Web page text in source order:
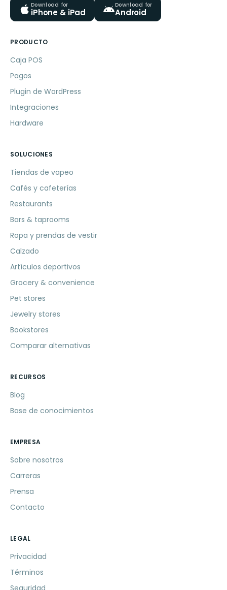
Download for
iPhone & iPad
Download for
Android
PRODUCTO
Caja POS
Pagos
Plugin de WordPress
Integraciones
Hardware
SOLUCIONES
Tiendas de vapeo
Cafés y cafeterías
Restaurants
Bars & taprooms
Ropa y prendas de vestir
Calzado
Artículos deportivos
Grocery & convenience
Pet stores
Jewelry stores
Bookstores
Comparar alternativas
RECURSOS
Blog
Base de conocimientos
EMPRESA
Sobre nosotros
Carreras
Prensa
Contacto
LEGAL
Privacidad
Términos